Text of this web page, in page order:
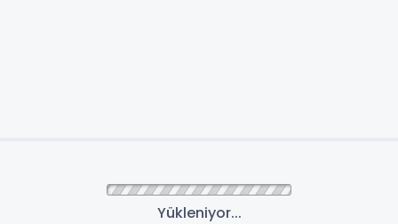
Yükleniyor...